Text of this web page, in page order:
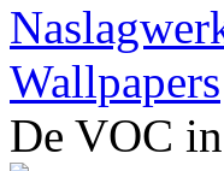
Wallpapers
De VOC